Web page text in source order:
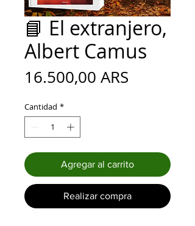
📘 El extranjero,
Albert Camus
16.500,00 ARS
Cantidad *
Agregar al carrito
Realizar compra